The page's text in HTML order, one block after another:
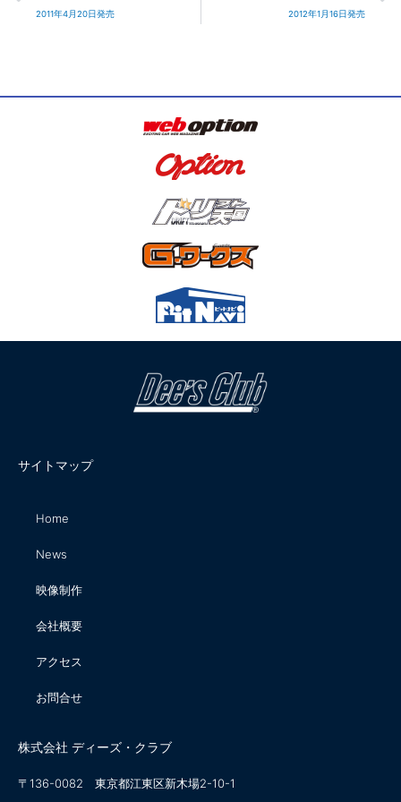
2011年4月20日発売 2012年1月16日発売
サイトマップ
Home
News
映像制作
会社概要
アクセス
お問合せ
株式会社 ディーズ・クラブ
〒136-0082 東京都江東区新木場2-10-1